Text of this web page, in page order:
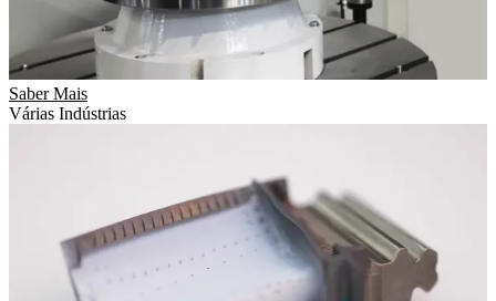
Saber Mais
Várias Indústrias